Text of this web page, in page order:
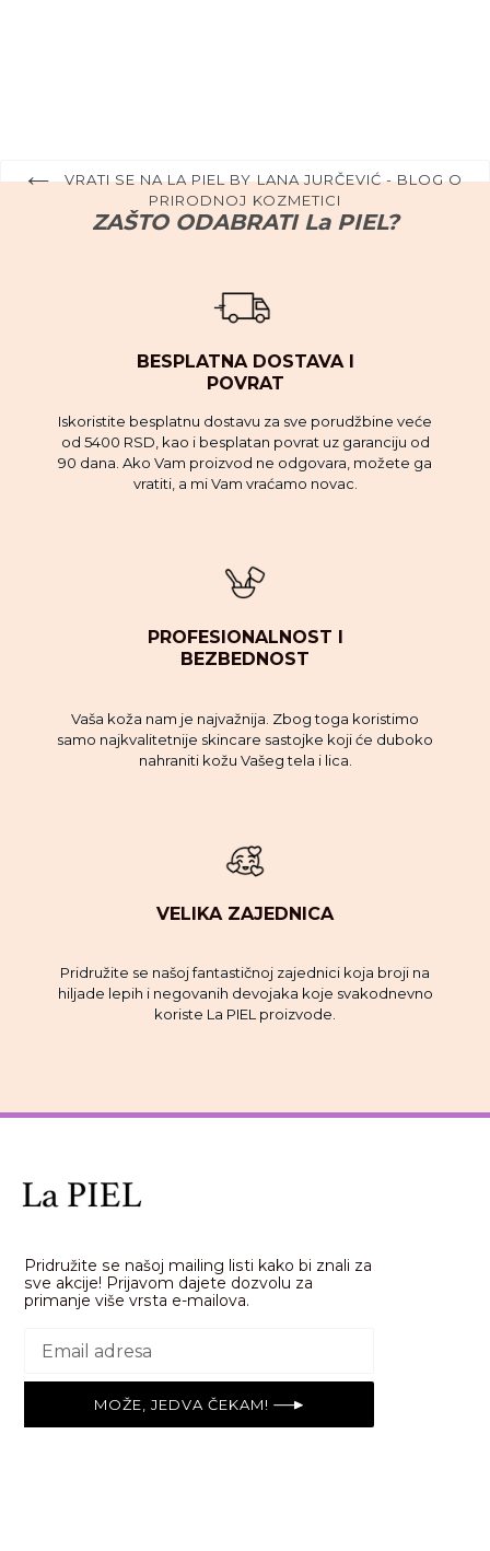
VRATI SE NA LA PIEL BY LANA JURČEVIĆ - BLOG O
PRIRODNOJ KOZMETICI
ZAŠTO ODABRATI La PIEL?
BESPLATNA DOSTAVA I
POVRAT
Iskoristite besplatnu dostavu za sve porudžbine veće
od 5400 RSD, kao i besplatan povrat uz garanciju od
90 dana. Ako Vam proizvod ne odgovara, možete ga
vratiti, a mi Vam vraćamo novac.
PROFESIONALNOST I
BEZBEDNOST
Vaša koža nam je najvažnija. Zbog toga koristimo
samo najkvalitetnije skincare sastojke koji će duboko
nahraniti kožu Vašeg tela i lica.
VELIKA ZAJEDNICA
Pridružite se našoj fantastičnoj zajednici koja broji na
hiljade lepih i negovanih devojaka koje svakodnevno
koriste La PIEL proizvode.
Pridružite se našoj mailing listi kako bi znali za
sve akcije! Prijavom dajete dozvolu za
primanje više vrsta e-mailova.
MOŽE, JEDVA ČEKAM!